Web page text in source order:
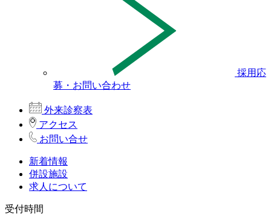
採用応
募・お問い合わせ
外来診察表
アクセス
お問い合せ
新着情報
併設施設
求人について
受付時間